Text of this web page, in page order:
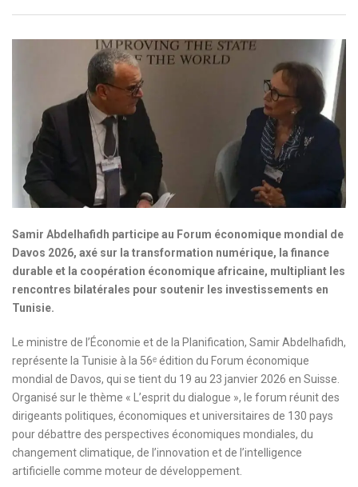
Samir Abdelhafidh participe au Forum économique mondial de
Davos 2026, axé sur la transformation numérique, la finance
durable et la coopération économique africaine, multipliant les
rencontres bilatérales pour soutenir les investissements en
Tunisie.
Le ministre de l’Économie et de la Planification, Samir Abdelhafidh,
représente la Tunisie à la 56ᵉ édition du Forum économique
mondial de Davos, qui se tient du 19 au 23 janvier 2026 en Suisse.
Organisé sur le thème « L’esprit du dialogue », le forum réunit des
dirigeants politiques, économiques et universitaires de 130 pays
pour débattre des perspectives économiques mondiales, du
changement climatique, de l’innovation et de l’intelligence
artificielle comme moteur de développement.